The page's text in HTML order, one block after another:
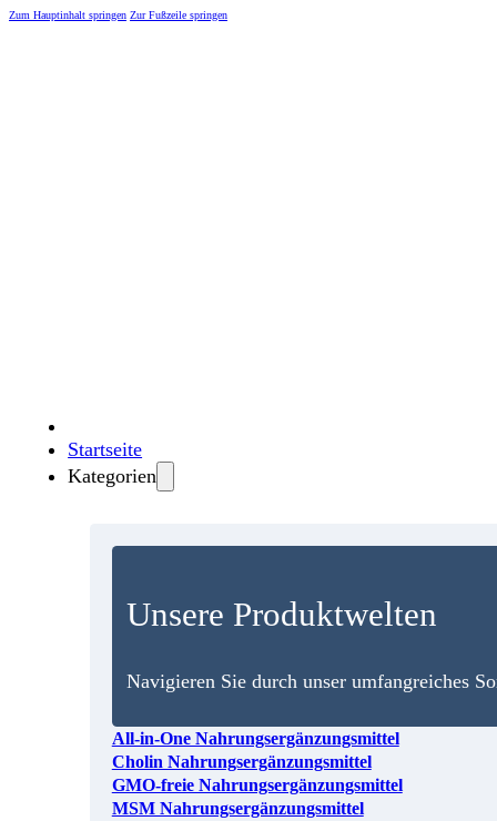
Zum Hauptinhalt springen Zur Fußzeile springen
Startseite
Kategorien
Unsere Produktwelten
Navigieren Sie durch unser umfangreiches
All-in-One Nahrungsergänzungsmittel
Cholin Nahrungsergänzungsmittel
GMO-freie Nahrungsergänzungsmittel
MSM Nahrungsergänzungsmittel